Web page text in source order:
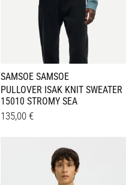
Produktseite
gewählt
werden
SAMSOE SAMSOE
PULLOVER ISAK KNIT SWEATER
15010 STROMY SEA
135,00 €
Produkt
mehrere